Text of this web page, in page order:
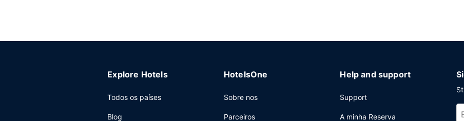
Explore Hotels
Todos os países
Blog
HotelsOne
Sobre nos
Parceiros
Help and support
Support
A minha Reserva